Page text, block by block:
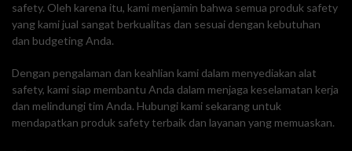
safety. Oleh karena itu, kami menjamin bahwa semua produk safety
yang kami jual sangat berkualitas dan sesuai dengan kebutuhan
dan budgeting Anda.
Dengan pengalaman dan keahlian kami dalam menyediakan alat
safety, kami siap membantu Anda dalam menjaga keselamatan kerja
dan melindungi tim Anda. Hubungi kami sekarang untuk
mendapatkan produk safety terbaik dan layanan yang memuaskan.